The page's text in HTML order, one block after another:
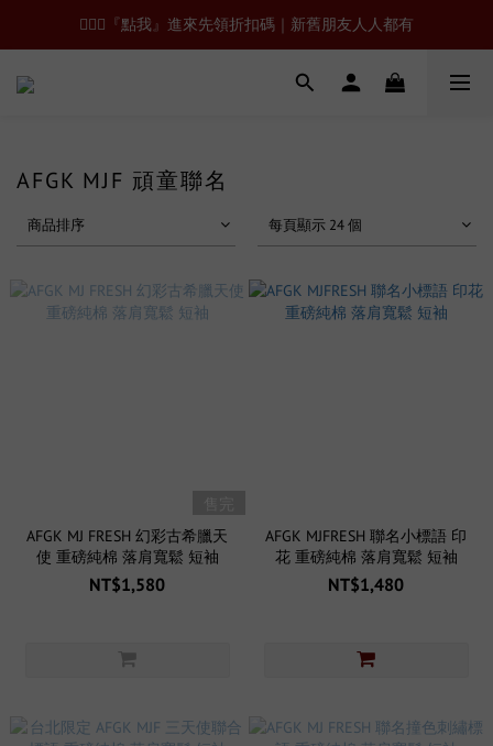
🙋🏻‍♂️『點我』進來先領折扣碼｜新舊朋友人人都有
AFGK MJF 頑童聯名
商品排序 每頁顯示 24 個
AFGK MJ FRESH 幻彩古希臘天
使 重磅純棉 落肩寬鬆 短袖
NT$1,580
AFGK MJFRESH 聯名小標語 印
花 重磅純棉 落肩寬鬆 短袖
NT$1,480